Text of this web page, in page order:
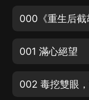
001 滿心絕望